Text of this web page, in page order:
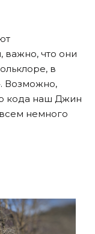
что они
в
Возможно,
кода наш Джин
немного